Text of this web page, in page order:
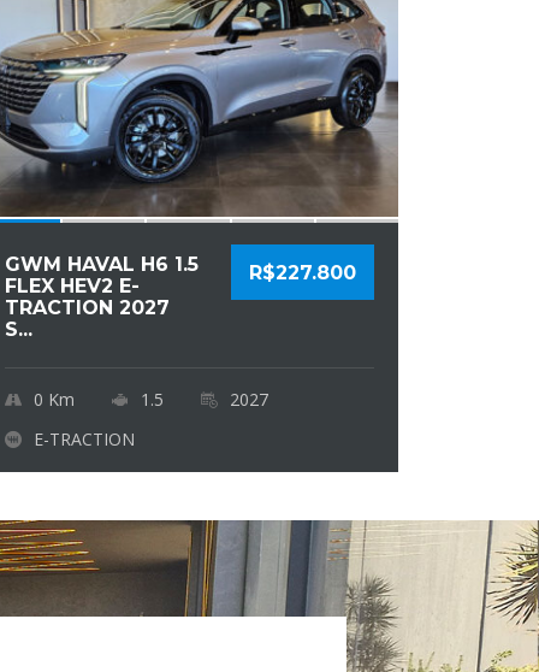
R$227.800
GWM HAVAL H6 1.5
FLEX HEV2 E-
TRACTION 2027
S...
0 Km 1.5
2027
E-TRACTION